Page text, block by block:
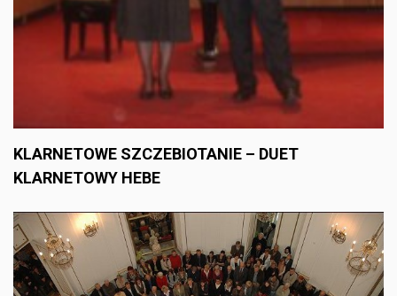
KLARNETOWE SZCZEBIOTANIE – DUET
KLARNETOWY HEBE